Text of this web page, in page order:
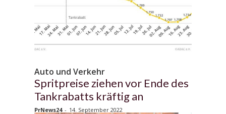
Auto und Verkehr
Spritpreise ziehen vor Ende des
Tankrabatts kräftig an
PrNews24 - 14. September 2022